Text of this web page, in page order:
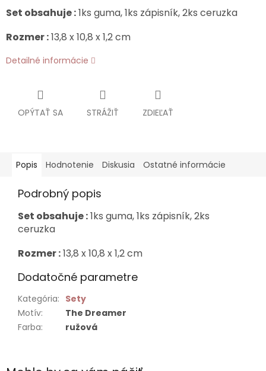
Set obsahuje :1ks guma, 1ks zápisník, 2ks ceruzka
Rozmer :13,8 x 10,8 x 1,2 cm
Detailné informácie
OPÝTAŤ SA STRÁŽIŤ ZDIEĽAŤ
Popis Hodnotenie Diskusia Ostatné informácie
Podrobný popis
Set obsahuje :1ks guma, 1ks zápisník, 2ks
ceruzka
Rozmer :13,8 x 10,8 x 1,2 cm
Dodatočné parametre
Kategória: Sety
Motív:
The Dreamer
Farba: ružová